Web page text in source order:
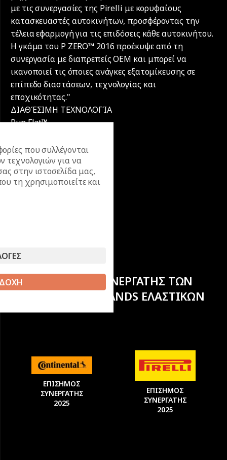
με τις συνεργασίες της Pirelli με κορυφαίους
κατασκευαστές αυτοκινήτων, προσφέροντας την
τέλεια εφαρμογή για τις επιδόσεις κάθε αυτοκινήτου.
Η γκάμα του P ZERO™ 2016 προέκυψε από τη
συνεργασία με διαπρεπείς OEM και μπορεί να
ικανοποιεί τις όποιες ανάγκες εξατομίκευσης σε
επίπεδο διαστάσεων, τεχνολογίας και
εποχικότητας."
ΔΙΑΘΈΣΙΜΗ ΤΕΧΝΟΛΟΓΊΑ
Run Flat™
ΕΠΙΣΗΜΟΣ ΣΥΝΕΡΓΑΤΗΣ ΤΩΝ
ΚΟΡΥΦΑΙΩΝ BRANDS ΕΛΑΣΤΙΚΩΝ
ΕΠΙΣΗΜΟΣ
ΣΥΝΕΡΓΑΤΗΣ
2025
ΕΠΙΣΗΜΟΣ
ΣΥΝΕΡΓΑΤΗΣ
2025
που συλλέγονται
τεχνολογιών για να
στην ιστοσελίδα μας,
τη χρησιμοποιείτε και